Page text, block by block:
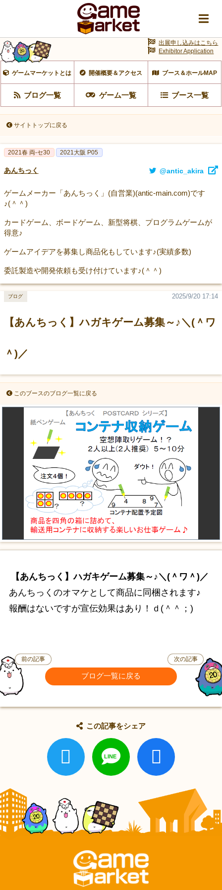
ゲームマーケットとは 開催概要＆アクセス ブース＆ホールMAP
ブログ一覧 ゲーム一覧 ブース一覧
出展申し込みはこちら
Exhibitor Application
サイトトップに戻る
2021春 両-セ30 2021大阪 P05
あんちっく @antic_akira
ゲームメーカー「あんちっく」(自営業)(antic-main.com)です
♪(＾＾)
カードゲーム、ボードゲーム、新型将棋、プログラムゲームが
得意♪
ゲームアイデアを募集し商品化もしています♪(実績多数)
委託製造や開発依頼も受け付けています♪(＾＾)
【あんちっく】ハガキゲーム募集～♪＼(＾ワ
＾)／
2025/9/20 17:14
ブログ
このブースのブログ一覧に戻る
【あんちっく】ハガキゲーム募集～♪＼(＾ワ＾)／
あんちっくのオマケとして商品に同梱されます♪
報酬はないですが宣伝効果はあり！ｄ(＾＾；)
前の記事
ブログ一覧に戻る
次の記事
この記事をシェア